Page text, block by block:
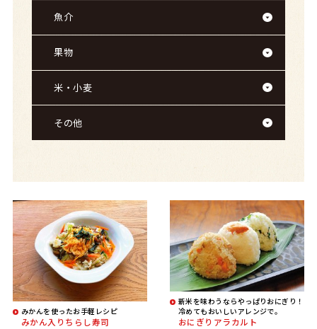
魚介
果物
米・小麦
その他
みかんを使ったお手軽レシピ
みかん入りちらし寿司
新米を味わうならやっぱりおにぎり！
冷めてもおいしいアレンジで。
おにぎりアラカルト